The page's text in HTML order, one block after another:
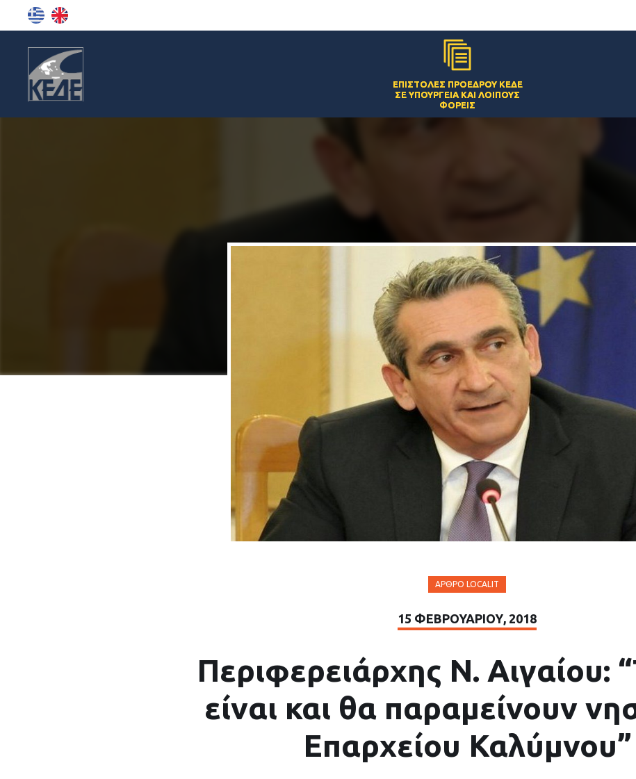
ΕΠΙΣΤΟΛΈΣ ΠΡΟΈΔΡΟΥ ΚΕΔΕ
ΣΕ ΥΠΟΥΡΓΕΊΑ ΚΑΙ ΛΟΙΠΟΎΣ
ΦΟΡΕΊΣ
ΆΡΘΡΟ LOCALIT
15 ΦΕΒΡΟΥΑΡΊΟΥ, 2018
Περιφερειάρχης Ν. Αιγαίου:
είναι και θα παραμείνουν
Επαρχείου Καλύμνου”